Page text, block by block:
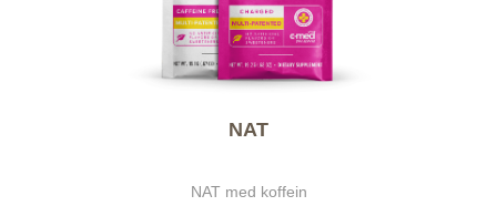
NAT
NAT med koffein